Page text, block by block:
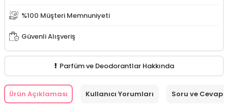
%100 Müşteri Memnuniyeti
Güvenli Alışveriş
Parfüm ve Deodorantlar Hakkında
Ürün Açıklaması Kullanıcı Yorumları Soru ve Cevap